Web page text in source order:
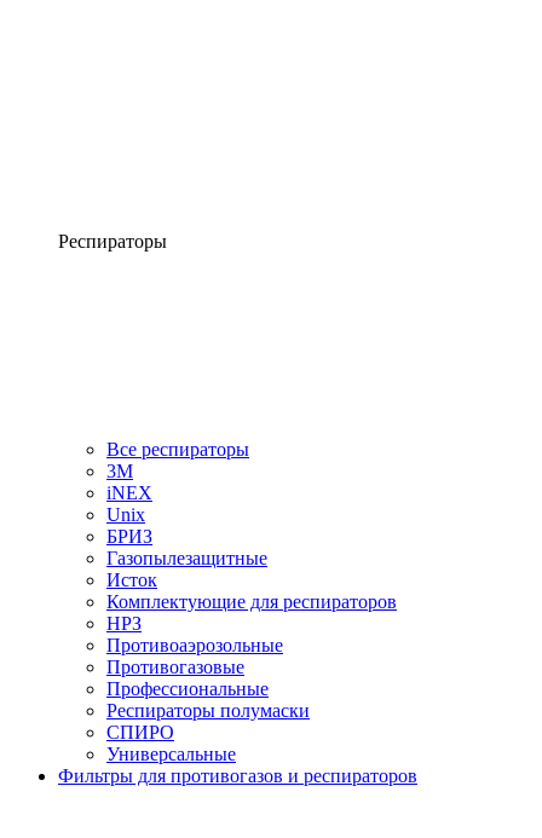
Респираторы
Все респираторы
3М
iNEX
Unix
БРИЗ
Газопылезащитные
Исток
Комплектующие для респираторов
НРЗ
Противоаэрозольные
Противогазовые
Профессиональные
Респираторы полумаски
СПИРО
Универсальные
Фильтры для противогазов и респираторов